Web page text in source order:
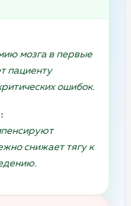
мозга в первые
пациенту
ошибок.
снижает тягу к